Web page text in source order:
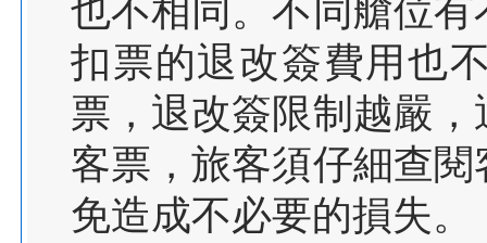
也不相同。不同艙位
扣票的退改簽費用也
票，退改簽限制越嚴
客票，旅客須仔細查
免造成不必要的損失。